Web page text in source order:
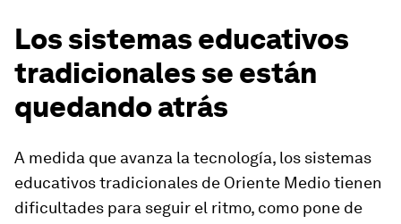
Los sistemas educativos
tradicionales se están
quedando atrás
A medida que avanza la tecnología, los sistemas
educativos tradicionales de Oriente Medio tienen
dificultades para seguir el ritmo, como pone de